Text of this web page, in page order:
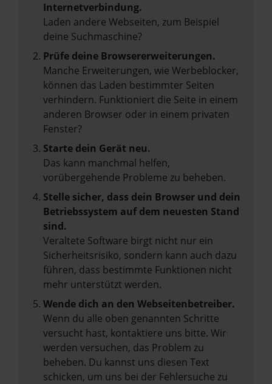
Internetverbindung.
Laden andere Webseiten, zum Beispiel
deine Suchmaschine?
Prüfe deine Browsererweiterungen.
Manche Erweiterungen, wie Werbeblocker,
können das Laden bestimmter Seiten
verhindern. Funktioniert die Seite in einem
anderen Browser oder in einem privaten
Fenster?
Starte dein Gerät neu.
Das kann manchmal helfen,
vorübergehende Probleme zu beheben.
Stelle sicher, dass dein Browser und dein
Betriebssystem auf dem neuesten Stand
sind.
Veraltete Software birgt nicht nur ein
Sicherheitsrisiko, sondern kann auch dazu
führen, dass bestimmte Funktionen nicht
mehr unterstützt werden.
Wende dich an den Webseitenbetreiber.
Wenn du alle oben genannten Schritte
versucht hast, kontaktiere uns bitte. Wir
werden versuchen, das Problem zu
beheben. Du kannst uns diesen Text
schicken, um uns bei der Fehlersuche zu